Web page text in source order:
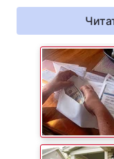
Архів
Контакти
ПОСЛУГИ